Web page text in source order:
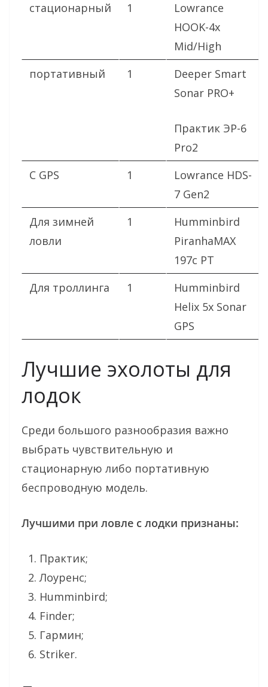
стационарный
1
Lowrance
HOOK-4x
Mid/High
портативный
1
Deeper Smart
Sonar PRO+
Практик ЭР-6
Pro2
С GPS
1
Lowrance HDS-
7 Gen2
Для зимней
ловли
1
Humminbird
PiranhaMAX
197c PT
Для троллинга
1
Humminbird
Helix 5x Sonar
GPS
Лучшие эхолоты для
лодок
Среди большого разнообразия важно
выбрать чувствительную и
стационарную либо портативную
беспроводную модель.
Лучшими при ловле с лодки признаны:
Практик;
Лоуренс;
Humminbird;
Finder;
Гармин;
Striker.